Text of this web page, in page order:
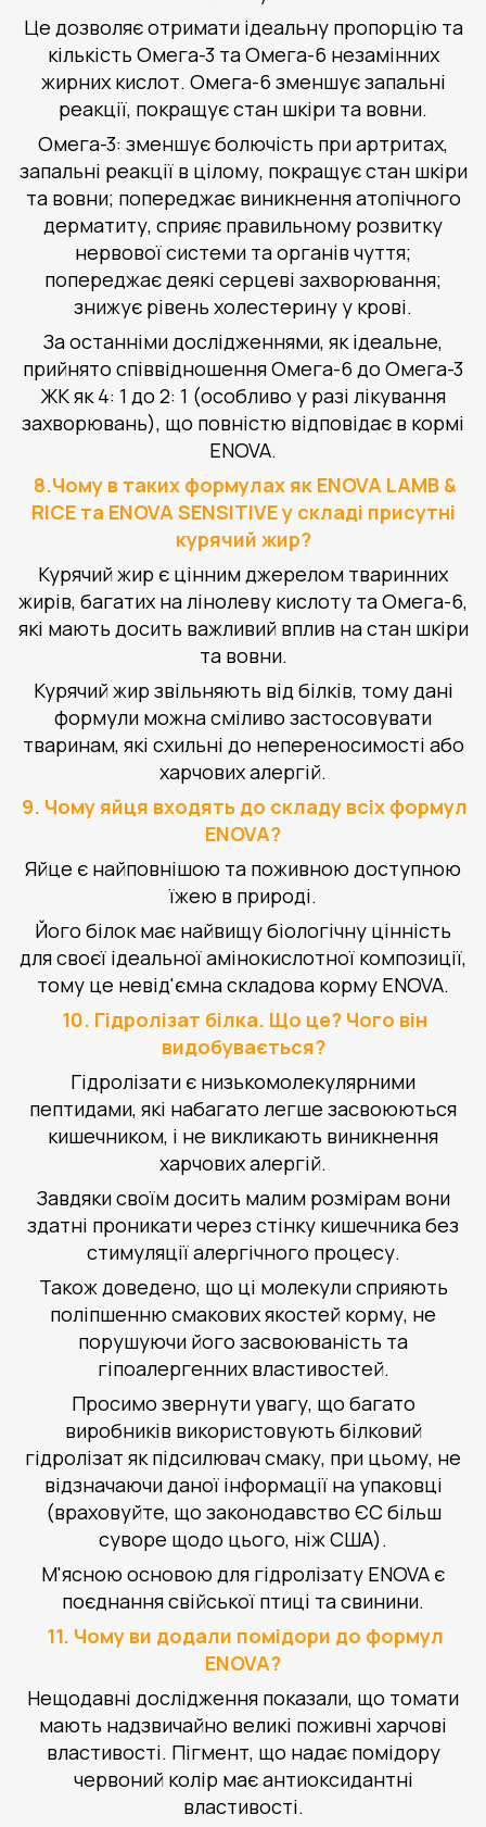
Це дозволяє отримати ідеальну пропорцію та
кількість Омега-3 та Омега-6 незамінних
жирних кислот. Омега-6 зменшує запальні
реакції, покращує стан шкіри та вовни.
Омега-3: зменшує болючість при артритах,
запальні реакції в цілому, покращує стан шкіри
та вовни; попереджає виникнення атопічного
дерматиту, сприяє правильному розвитку
нервової системи та органів чуття;
попереджає деякі серцеві захворювання;
знижує рівень холестерину у крові.
За останніми дослідженнями, як ідеальне,
прийнято співвідношення Омега-6 до Омега-3
ЖК як 4: 1 до 2: 1 (особливо у разі лікування
захворювань), що повністю відповідає в кормі
ENOVA.
8.Чому в таких формулах як ENOVA LAMB &
RICE та ENOVA SENSITIVE у складі присутні
курячий жир?
Курячий жир є цінним джерелом тваринних
жирів, багатих на лінолеву кислоту та Омега-6,
які мають досить важливий вплив на стан шкіри
та вовни.
Курячий жир звільняють від білків, тому дані
формули можна сміливо застосовувати
тваринам, які схильні до непереносимості або
харчових алергій.
9. Чому яйця входять до складу всіх формул
ENOVA?
Яйце є найповнішою та поживною доступною
їжею в природі.
Його білок має найвищу біологічну цінність
для своєї ідеальної амінокислотної композиції,
тому це невід'ємна складова корму ENOVA.
10. Гідролізат білка. Що це? Чого він
видобувається?
Гідролізати є низькомолекулярними
пептидами, які набагато легше засвоюються
кишечником, і не викликають виникнення
харчових алергій.
Завдяки своїм досить малим розмірам вони
здатні проникати через стінку кишечника без
стимуляції алергічного процесу.
Також доведено, що ці молекули сприяють
поліпшенню смакових якостей корму, не
порушуючи його засвоюваність та
гіпоалергенних властивостей.
Просимо звернути увагу, що багато
виробників використовують білковий
гідролізат як підсилювач смаку, при цьому, не
відзначаючи даної інформації на упаковці
(враховуйте, що законодавство ЄС більш
суворе щодо цього, ніж США).
М'ясною основою для гідролізату ENOVA є
поєднання свійської птиці та свинини.
11. Чому ви додали помідори до формул
ENOVA?
Нещодавні дослідження показали, що томати
мають надзвичайно великі поживні харчові
властивості. Пігмент, що надає помідору
червоний колір має антиоксидантні
властивості.